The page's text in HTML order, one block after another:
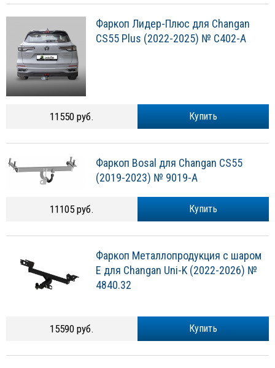
Фаркоп Лидер-Плюс для Changan
CS55 Plus (2022-2025) № C402-A
Купить
11550 руб.
Фаркоп Bosal для Changan CS55
(2019-2023) № 9019-A
Купить
11105 руб.
Фаркоп Металлопродукция с шаром
E для Changan Uni-K (2022-2026) №
4840.32
Купить
15590 руб.